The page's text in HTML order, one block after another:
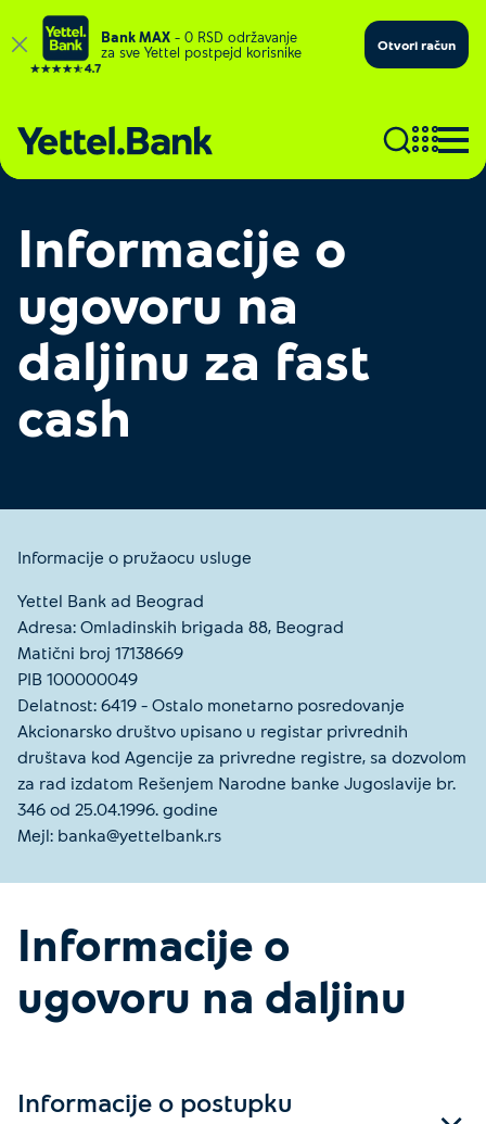
Bank MAX – 0 RSD održavanje
za sve Yettel postpejd korisnike
Otvori račun
Informacije o
ugovoru na
daljinu za fast
cash
Informacije o pružaocu usluge
Yettel Bank ad Beograd
Adresa: Omladinskih brigada 88, Beograd
Matični broj 17138669
PIB 100000049
Delatnost: 6419 – Ostalo monetarno posredovanje
Akcionarsko društvo upisano u registar privrednih
društava kod Agencije za privredne registre, sa dozvolom
za rad izdatom Rešenjem Narodne banke Jugoslavije br.
346 od 25.04.1996. godine
Mejl: banka@yettelbank.rs
Informacije o
ugovoru na daljinu
Informacije o postupku